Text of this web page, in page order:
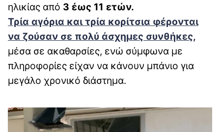
ηλικίας από 3 έως 11 ετών.
Τρία αγόρια και τρία κορίτσια φέρονται
να ζούσαν σε πολύ άσχημες συνθήκες,
μέσα σε ακαθαρσίες, ενώ σύμφωνα με
πληροφορίες είχαν να κάνουν μπάνιο για
μεγάλο χρονικό διάστημα.